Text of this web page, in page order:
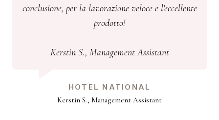
conclusione, per la lavorazione veloce e l'eccellente
prodotto!
Kerstin S., Management Assistant
HOTEL NATIONAL
Kerstin S., Management Assistant